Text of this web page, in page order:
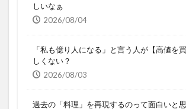
しいなぁ
2026/08/04
「私も億り人になる」と言う人が【高値を
しくない？
2026/08/03
過去の「料理」を再現するのって面白いと